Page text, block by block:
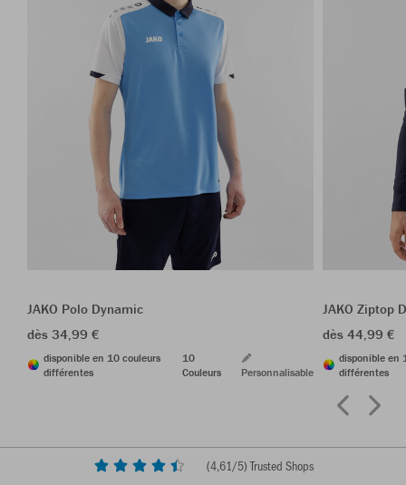
JAKO Polo Dynamic
dès 34,99 €
disponible en 10 couleurs
différentes
10
Couleurs
Personnalisable
JAKO Ziptop
dès 44,99 €
disponible en
différentes
(4,61/5) Trusted Shops